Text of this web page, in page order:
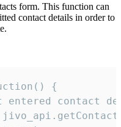
form. This function can
contact details in order to
{
entered contact